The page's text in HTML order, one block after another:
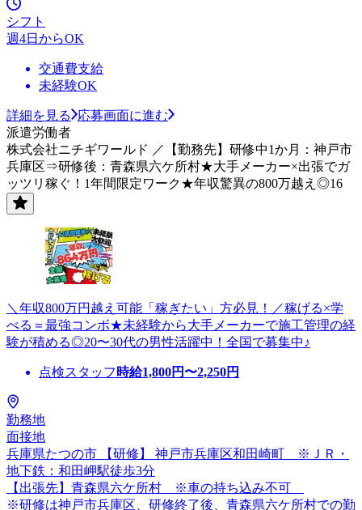
シフト
週4日からOK
交通費支給
未経験OK
詳細を見る
応募画面に進む
派遣労働者
株式会社ニチギワールド ／【勤務先】研修中1か月：神戸市
兵庫区⇒研修後：青森県六ケ所村★大手メーカー×出張でガ
ッツリ稼ぐ！1年間限定ワーク★年収驚異の800万越え◎16
＼年収800万円越え可能「稼ぎたい」方必見！／稼げる×学
べる＝最強コンボ★未経験から大手メーカーで施工管理の経
験が積める◎20〜30代の男性活躍中！全国で募集中♪
点検スタッフ 時給1,800円〜2,250円
勤務地
面接地
兵庫県たつの市 【研修】 神戸市兵庫区和田崎町 ※ＪＲ・
地下鉄：和田岬駅徒歩3分
【出張先】青森県六ケ所村 ※車の持ち込み不可
※研修は神戸市兵庫区、研修終了後、青森県六ケ所村での勤